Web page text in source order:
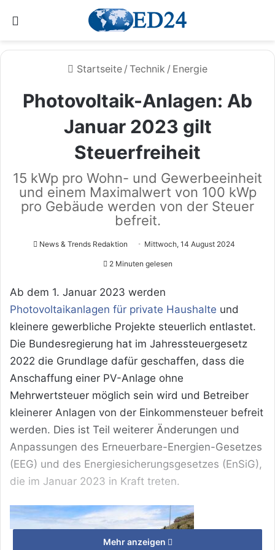
Startseite / Technik / Energie
Photovoltaik-Anlagen: Ab
Januar 2023 gilt
Steuerfreiheit
15 kWp pro Wohn- und Gewerbeeinheit
und einem Maximalwert von 100 kWp
pro Gebäude werden von der Steuer
befreit.
News & Trends Redaktion Mittwoch, 14 August 2024
2 Minuten gelesen
Ab dem 1. Januar 2023 werden
Photovoltaikanlagen für private Haushalte und
kleinere gewerbliche Projekte steuerlich entlastet.
Die Bundesregierung hat im Jahressteuergesetz
2022 die Grundlage dafür geschaffen, dass die
Anschaffung einer PV-Anlage ohne
Mehrwertsteuer möglich sein wird und Betreiber
kleinerer Anlagen von der Einkommensteuer befreit
werden. Dies ist Teil weiterer Änderungen und
Anpassungen des Erneuerbare-Energien-Gesetzes
(EEG) und des Energiesicherungsgesetzes (EnSiG),
die im Januar 2023 in Kraft treten.
Mehr anzeigen